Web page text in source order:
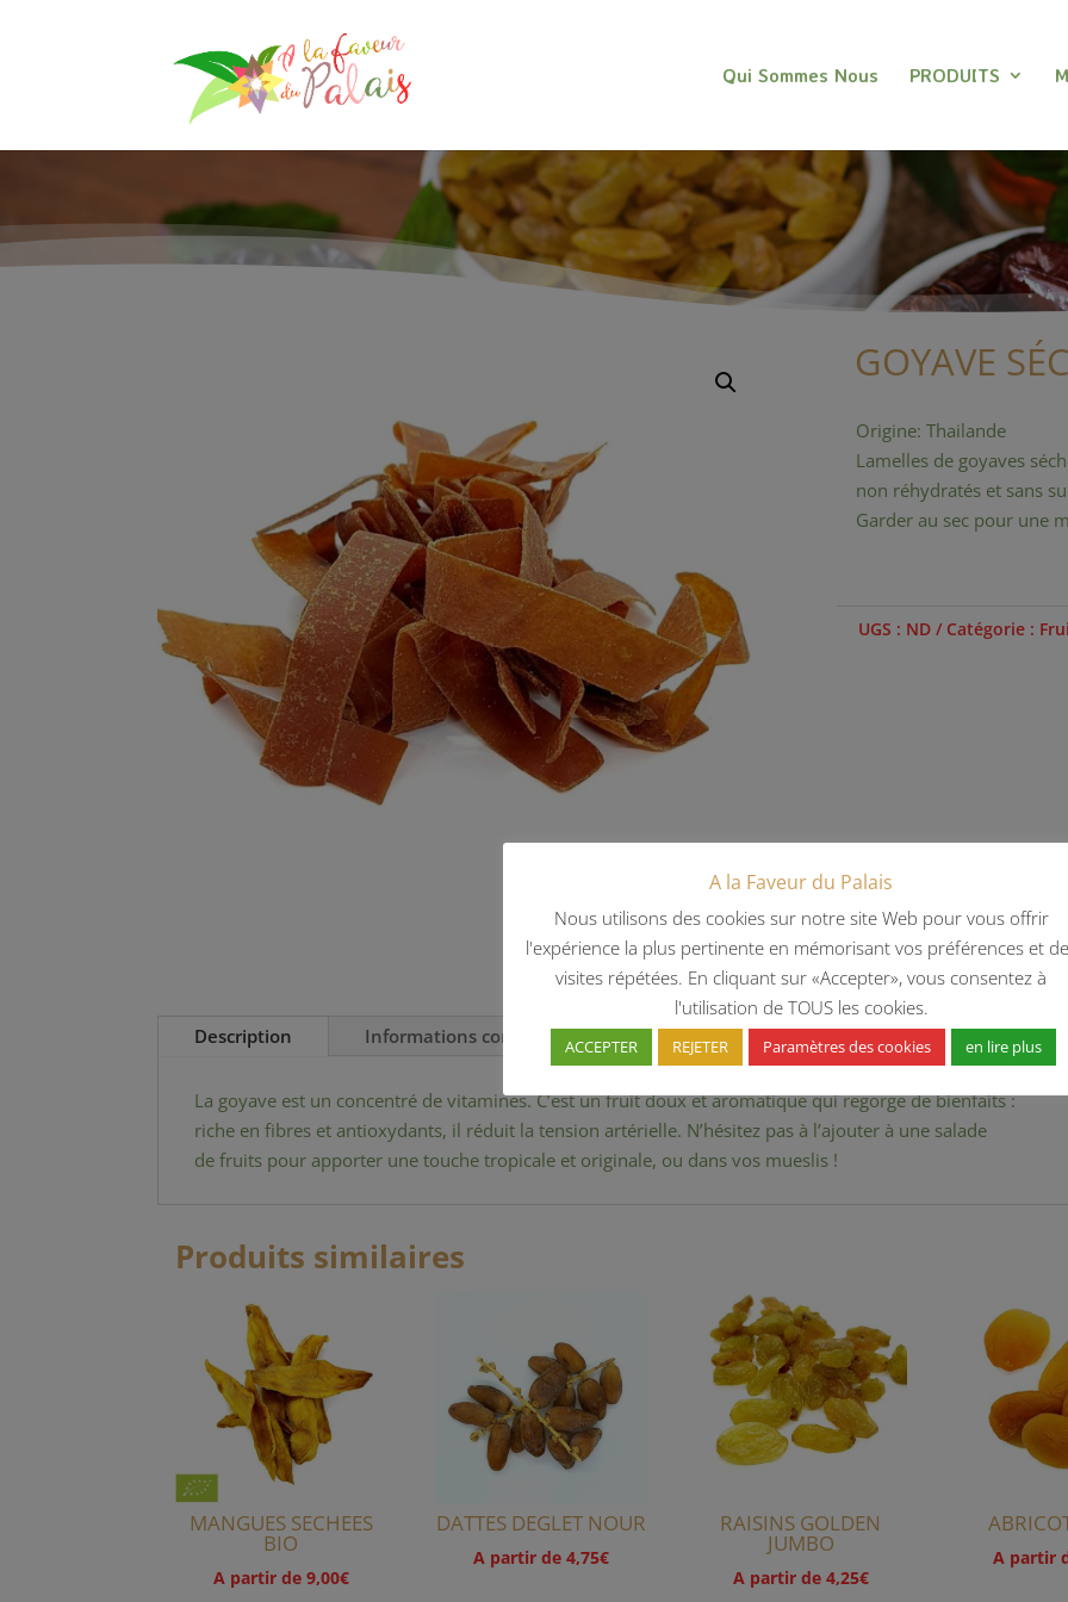
Qui Sommes Nous PRODUITS
GOYAVE
Origine: Thailande
Lamelles de goyaves
non réhydratés et sans
Garder au sec pour une
UGS : ND Catégorie :
Description Informations complémentaires Avis (0)
La goyave est un concentré de vitamines. C’est un fruit doux et aromatique qui regorge de bienfaits :
riche en fibres et antioxydants, il réduit la tension artérielle. N’hésitez pas à l’ajouter à une salade
de fruits pour apporter une touche tropicale et originale, ou dans vos mueslis !
Produits similaires
MANGUES SECHEES
BIO
A partir de 9,00€
DATTES DEGLET NOUR
A partir de 4,75€
RAISINS GOLDEN
JUMBO
A partir de 4,25€
A partir
A la Faveur du Palais
Nous utilisons des cookies sur notre site Web pour vous offrir
l'expérience la plus pertinente en mémorisant vos préférences et
visites répétées. En cliquant sur «Accepter», vous consentez à
l'utilisation de TOUS les cookies.
ACCEPTER REJETER Paramètres des cookies en lire plus